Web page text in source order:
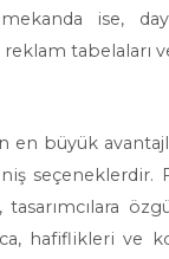
ise,
tabelaları
en büyük
seçeneklerdir.
hafiflikleri ve